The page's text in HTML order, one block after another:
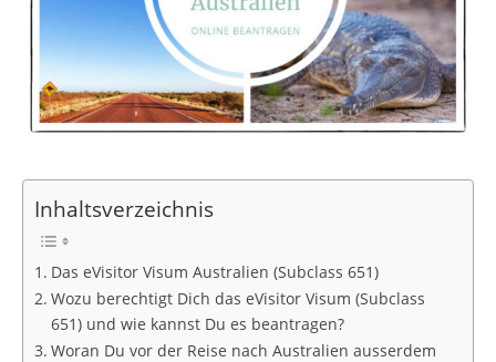
Inhaltsverzeichnis
Das eVisitor Visum Australien (Subclass 651)
Wozu berechtigt Dich das eVisitor Visum (Subclass
651) und wie kannst Du es beantragen?
Woran Du vor der Reise nach Australien ausserdem